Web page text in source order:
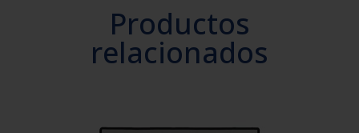
Productos
relacionados